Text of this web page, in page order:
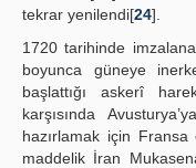
tekrar yenilendi[24].
1720 tarihinde
boyunca güneye
başlattığı askerî
karşısında
hazırlamak için Fransa
maddelik İran